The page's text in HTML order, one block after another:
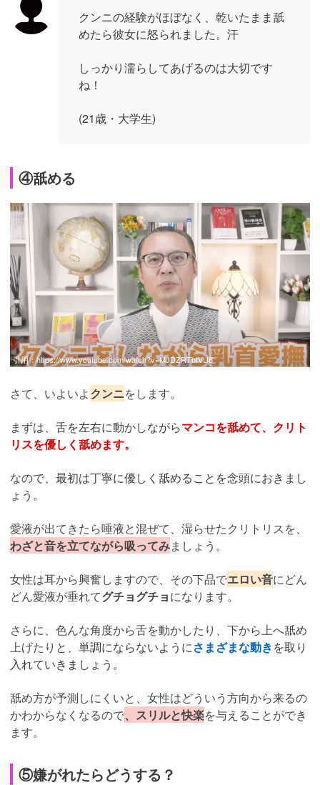
クンニの経験がほぼなく、乾いたまま舐
めたら彼女に怒られました。汗
しっかり濡らしてあげるのは大切です
ね！
(21歳・大学生)
④舐める
引用：https://www.youtube.com/watch?v=MJDZRTbtVU8
さて、いよいよクンニをします。
まずは、 舌を左右に動かしながらマンコを舐めて、クリト
リスを優しく舐めます。
なので、 最初は丁寧に優しく舐めることを念頭におきまし
ょう。
愛液が出てきたら唾液と混ぜて、湿らせたクリトリスを、
わざと音を立てながら吸ってみましょう。
女性は耳から興奮しますので、その下品でエロい音にどん
どん愛液が垂れてグチョグチョになります。
さらに、色んな角度から舌を動かしたり、下から上へ舐め
上げたりと、 単調にならないようにさまざまな動きを取り
入れていきましょう。
舐め方が予測しにくいと、女性はどういう方向から来るの
かわからなくなるので、スリルと快楽を与えることができ
ます。
⑤嫌がれたらどうする？